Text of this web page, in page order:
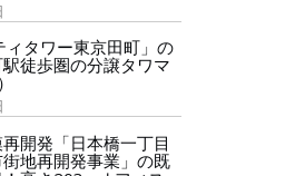
タワー東京田町」の
徒歩圏の分譲タワマ
開発「日本橋一丁目
地再開発事業」の既